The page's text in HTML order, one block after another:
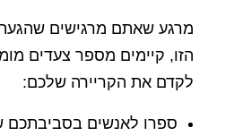
מרגע שאתם מרגישים
הזו, קיימים מספר צעדים
לקדם את הקריירה שלכם:
ספרו לאנשים בסביבתכם